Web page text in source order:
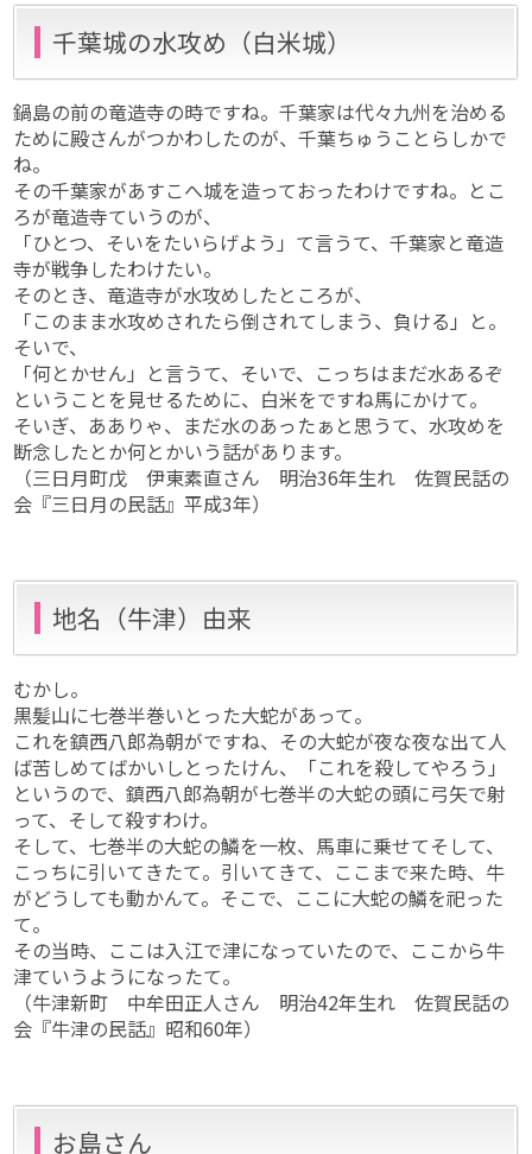
千葉城の水攻め（白米城）
鍋島の前の竜造寺の時ですね。千葉家は代々九州を治める
ために殿さんがつかわしたのが、千葉ちゅうことらしかで
ね。
その千葉家があすこへ城を造っておったわけですね。とこ
ろが竜造寺ていうのが、
「ひとつ、そいをたいらげよう」て言うて、千葉家と竜造
寺が戦争したわけたい。
そのとき、竜造寺が水攻めしたところが、
「このまま水攻めされたら倒されてしまう、負ける」と。
そいで、
「何とかせん」と言うて、そいで、こっちはまだ水あるぞ
ということを見せるために、白米をですね馬にかけて。
そいぎ、あありゃ、まだ水のあったぁと思うて、水攻めを
断念したとか何とかいう話があります。
（三日月町戊 伊東素直さん 明治36年生れ 佐賀民話の
会『三日月の民話』平成3年）
地名（牛津）由来
むかし。
黒髪山に七巻半巻いとった大蛇があって。
これを鎮西八郎為朝がですね、その大蛇が夜な夜な出て人
ば苦しめてばかいしとったけん、「これを殺してやろう」
というので、鎮西八郎為朝が七巻半の大蛇の頭に弓矢で射
って、そして殺すわけ。
そして、七巻半の大蛇の鱗を一枚、馬車に乗せてそして、
こっちに引いてきたて。引いてきて、ここまで来た時、牛
がどうしても動かんて。そこで、ここに大蛇の鱗を祀った
て。
その当時、ここは入江で津になっていたので、ここから牛
津ていうようになったて。
（牛津新町 中牟田正人さん 明治42年生れ 佐賀民話の
会『牛津の民話』昭和60年）
お島さん